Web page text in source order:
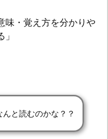
味・覚え方を分かりや
と読むのかな？？